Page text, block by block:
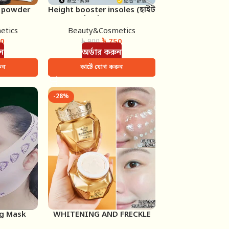
Height booster insoles (হাইট
Beauty&Cosmetics
৳900 ৳750
অর্ডার করুন
কার্টে যোগ করুন
Mask
-28%
WHITENING AND FRECKLE